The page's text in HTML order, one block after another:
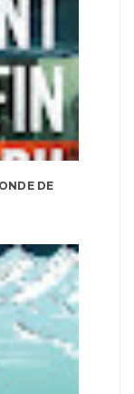
DE